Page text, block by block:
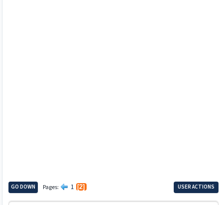
GO DOWN Pages 1 2 USER ACTIONS